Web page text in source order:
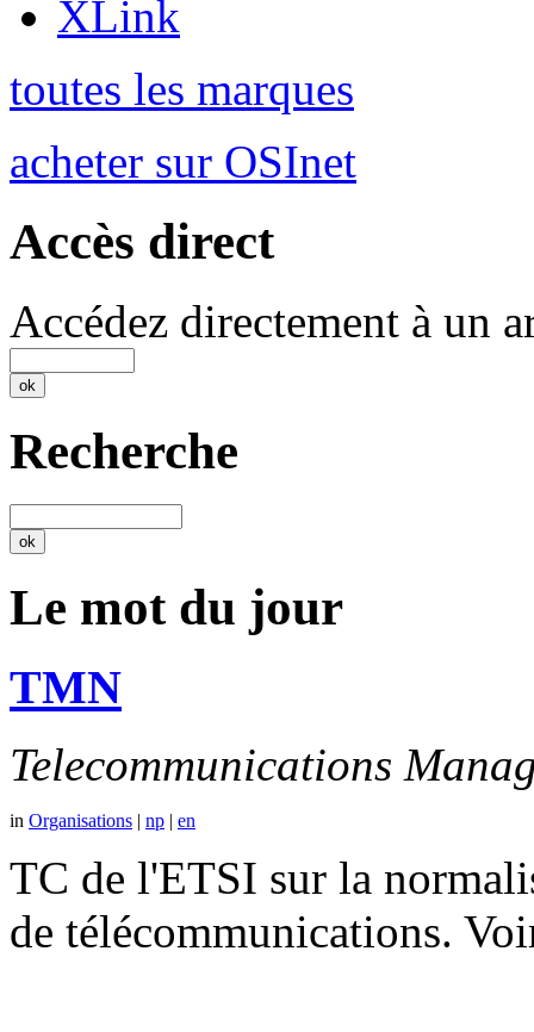
XLink
toutes les marques
acheter sur OSInet
Accès direct
Accédez directement à un
Recherche
Le mot du jour
TMN
Telecommunications
in Organisations | np | en
TC de l'ETSI sur la
de télécommunications.